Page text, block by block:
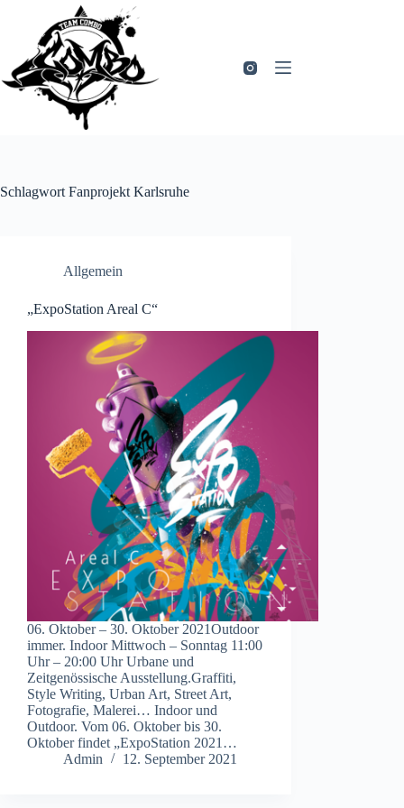
springen
Schlagwort Fanprojekt Karlsruhe
Allgemein
„ExpoStation Areal C“
06. Oktober – 30. Oktober 2021Outdoor
immer. Indoor Mittwoch – Sonntag 11:00
Uhr – 20:00 Uhr Urbane und
Zeitgenössische Ausstellung.Graffiti,
Style Writing, Urban Art, Street Art,
Fotografie, Malerei… Indoor und
Outdoor. Vom 06. Oktober bis 30.
Oktober findet „ExpoStation 2021…
Admin
12. September 2021